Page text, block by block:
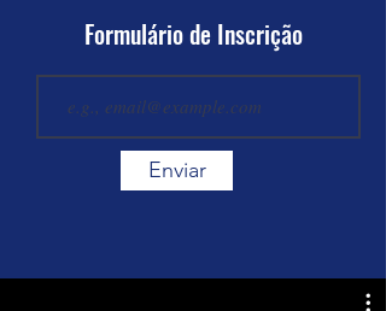
Formulário de Inscrição
Enviar